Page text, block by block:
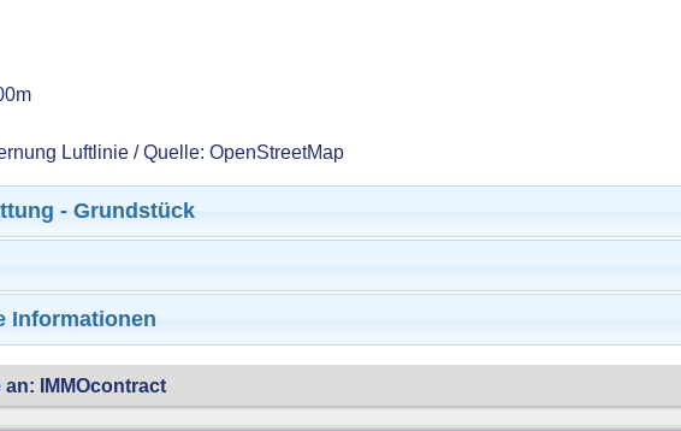
Luftlinie / Quelle: OpenStreetMap
- Grundstück
Informationen
an: IMMOcontract